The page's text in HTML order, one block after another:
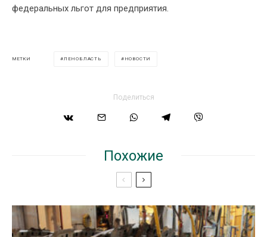
федеральных льгот для предприятия.
МЕТКИ ЛЕНОБЛАСТЬ НОВОСТИ
Поделиться
Похожие